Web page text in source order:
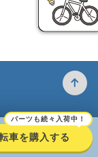
パーツも続々入荷中！
車を購入する